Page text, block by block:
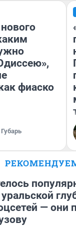
фиаско
— они